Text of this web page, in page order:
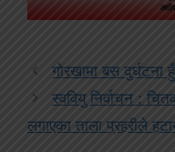
गोरखामा बस
स्ववियु निर्वाचन :
लगाएका ताला प्रहरीले